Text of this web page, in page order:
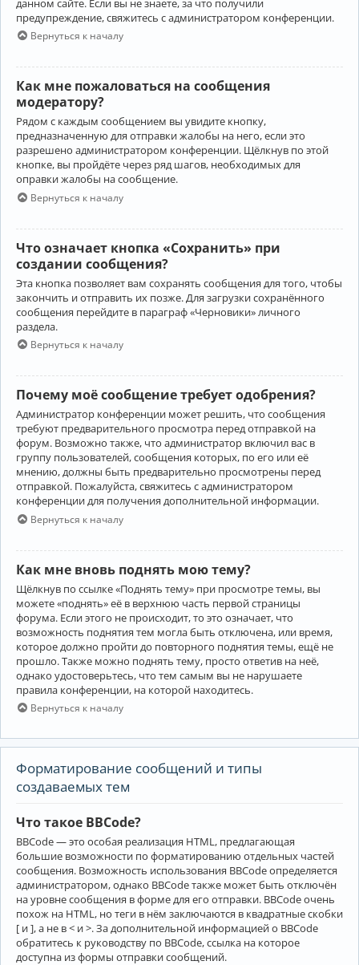
предупреждение, свяжитесь с администратором конференции.
Вернуться к началу
Как мне пожаловаться на сообщения
модератору?
Рядом с каждым сообщением вы увидите кнопку,
предназначенную для отправки жалобы на него, если это
разрешено администратором конференции. Щёлкнув по этой
кнопке, вы пройдёте через ряд шагов, необходимых для
оправки жалобы на сообщение.
Вернуться к началу
Что означает кнопка «Сохранить» при
создании сообщения?
Эта кнопка позволяет вам сохранять сообщения для того, чтобы
закончить и отправить их позже. Для загрузки сохранённого
сообщения перейдите в параграф «Черновики» личного
раздела.
Вернуться к началу
Почему моё сообщение требует одобрения?
Администратор конференции может решить, что сообщения
требуют предварительного просмотра перед отправкой на
форум. Возможно также, что администратор включил вас в
группу пользователей, сообщения которых, по его или её
мнению, должны быть предварительно просмотрены перед
отправкой. Пожалуйста, свяжитесь с администратором
конференции для получения дополнительной информации.
Вернуться к началу
Как мне вновь поднять мою тему?
Щёлкнув по ссылке «Поднять тему» при просмотре темы, вы
можете «поднять» её в верхнюю часть первой страницы
форума. Если этого не происходит, то это означает, что
возможность поднятия тем могла быть отключена, или время,
которое должно пройти до повторного поднятия темы, ещё не
прошло. Также можно поднять тему, просто ответив на неё,
однако удостоверьтесь, что тем самым вы не нарушаете
правила конференции, на которой находитесь.
Вернуться к началу
Форматирование сообщений и типы
создаваемых тем
Что такое BBCode?
BBCode — это особая реализация HTML, предлагающая
большие возможности по форматированию отдельных частей
сообщения. Возможность использования BBCode определяется
администратором, однако BBCode также может быть отключён
на уровне сообщения в форме для его отправки. BBCode очень
похож на HTML, но теги в нём заключаются в квадратные скобки
[ и ], а не в < и >. За дополнительной информацией о BBCode
обратитесь к руководству по BBCode, ссылка на которое
доступна из формы отправки сообщений.